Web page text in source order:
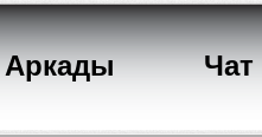
Аркады Чат